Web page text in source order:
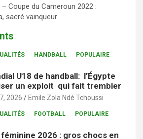
Coupe du Cameroun 2022 :
sacré vainqueur
HANDBALL
POPULAIRE
U18 de handball: l’Égypte
un exploit qui fait trembler
2026 Emile Zola Ndé Tchoussi
FOOTBALL
POPULAIRE
féminine 2026 : gros chocs en